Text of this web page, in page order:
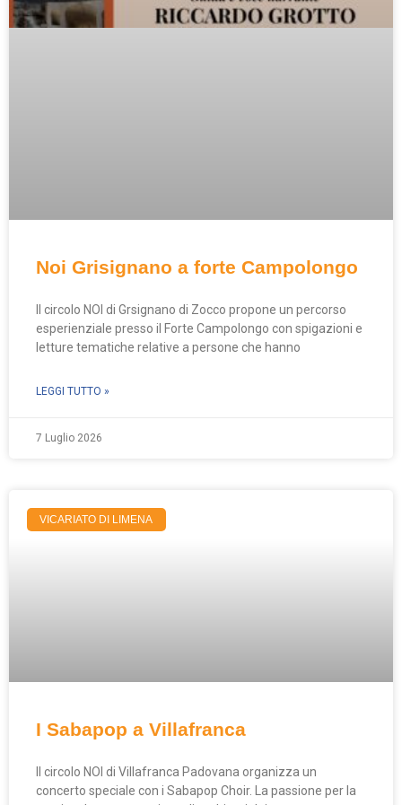
Noi Grisignano a forte Campolongo
Il circolo NOI di Grsignano di Zocco propone un percorso
esperienziale presso il Forte Campolongo con spigazioni e
letture tematiche relative a persone che hanno
LEGGI TUTTO »
7 Luglio 2026
VICARIATO DI LIMENA
I Sabapop a Villafranca
Il circolo NOI di Villafranca Padovana organizza un
concerto speciale con i Sabapop Choir. La passione per la